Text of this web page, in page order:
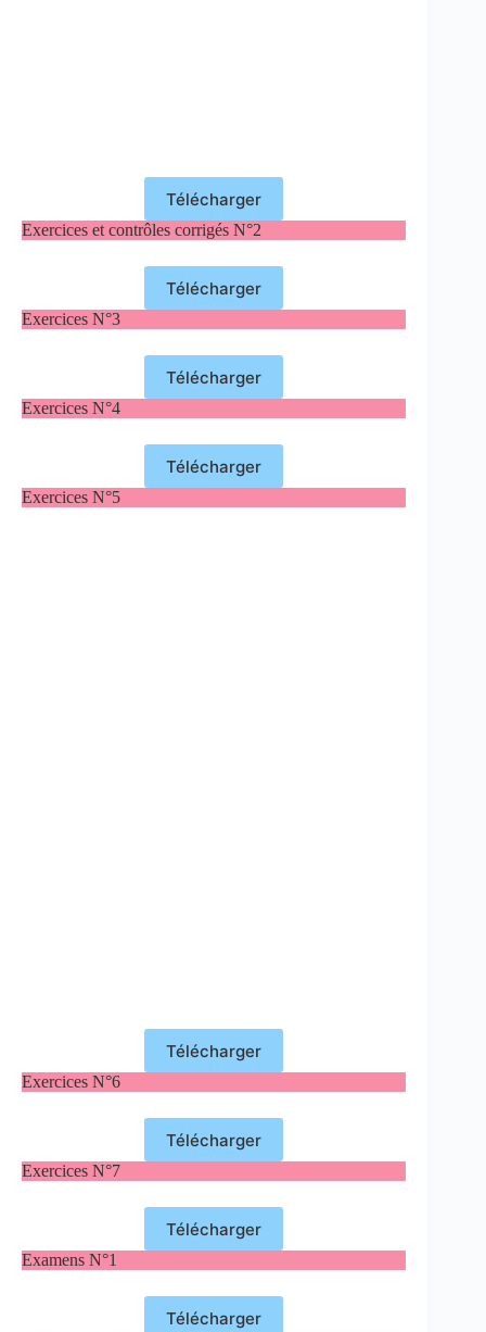
Télécharger
Exercices et contrôles corrigés N°2
Télécharger
Exercices N°3
Télécharger
Exercices N°4
Télécharger
Exercices N°5
Télécharger
Exercices N°6
Télécharger
Exercices N°7
Télécharger
Examens N°1
Télécharger